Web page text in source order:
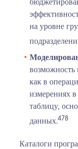
на уровне
возможность
как в
измерениях
таблицу,
данных.478
Каталоги